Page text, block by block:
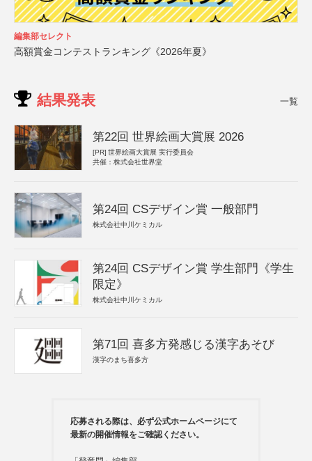
編集部セレクト
高額賞金コンテストランキング《2026年夏》
結果発表 一覧
第22回 世界絵画大賞展 2026
[PR] 世界絵画大賞展 実行委員会
共催：株式会社世界堂
第24回 CSデザイン賞 一般部門
株式会社中川ケミカル
第24回 CSデザイン賞 学生部門《学生
限定》
株式会社中川ケミカル
第71回 喜多方発感じる漢字あそび
漢字のまち喜多方
応募される際は、必ず公式ホームページにて
最新の開催情報をご確認ください。